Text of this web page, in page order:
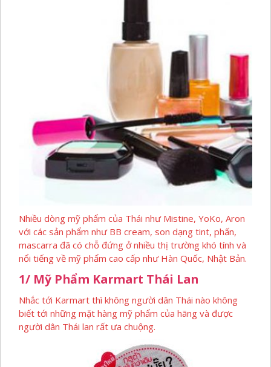
Nhiều dòng mỹ phẩm của Thái như Mistine, YoKo, Aron
với các sản phẩm như BB cream, son dạng tint, phấn,
mascarra đã có chỗ đứng ở nhiều thị trường khó tính và
nổi tiếng về mỹ phẩm cao cấp như Hàn Quốc, Nhật Bản.
1/ Mỹ Phẩm Karmart Thái Lan
Nhắc tới Karmart thì không người dân Thái nào không
biết tới những mặt hàng mỹ phẩm của hãng và được
người dân Thái lan rất ưa chuộng.